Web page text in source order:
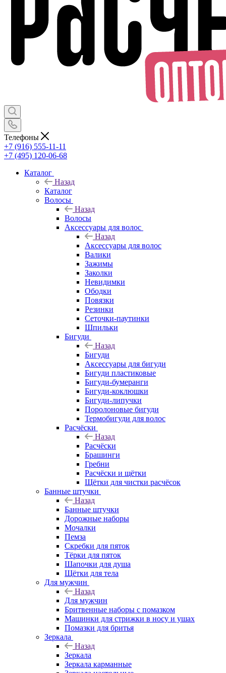
Телефоны
+7 (916) 555-11-11
+7 (495) 120-06-68
Каталог
Назад
Каталог
Волосы
Назад
Волосы
Аксессуары для волос
Назад
Аксессуары для волос
Валики
Зажимы
Заколки
Невидимки
Ободки
Повязки
Резинки
Сеточки-паутинки
Шпильки
Бигуди
Назад
Бигуди
Аксессуары для бигуди
Бигуди пластиковые
Бигуди-бумеранги
Бигуди-коклюшки
Бигуди-липучки
Поролоновые бигуди
Термобигуди для волос
Расчёски
Назад
Расчёски
Брашинги
Гребни
Расчёски и щётки
Щётки для чистки расчёсок
Банные штучки
Назад
Банные штучки
Дорожные наборы
Мочалки
Пемза
Скребки для пяток
Тёрки для пяток
Шапочки для душа
Щётки для тела
Для мужчин
Назад
Для мужчин
Бритвенные наборы с помазком
Машинки для стрижки в носу и ушах
Помазки для бритья
Зеркала
Назад
Зеркала
Зеркала карманные